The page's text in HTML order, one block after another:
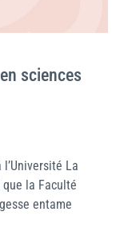
sciences
La
que la Faculté
entame